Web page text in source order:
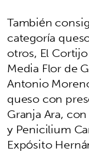
También
categoría
otros, El
Media Flor de
Antonio
queso con
Granja Ara,
y Penicilium
Expósito